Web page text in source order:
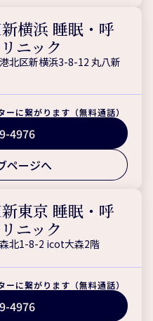
横浜 睡眠・呼
ニック
北区新横浜3-8-12 丸八新
に繋がります（無料通話）
4976
ページへ
東京 睡眠・呼
ニック
北1-8-2 icot大森2階
に繋がります（無料通話）
4976